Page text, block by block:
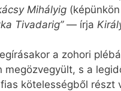
Mihályig
Tivadarig” — írja
a zohori
megözvegyült, s a
kötelességből részt